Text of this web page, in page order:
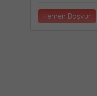
Hemen Başvur